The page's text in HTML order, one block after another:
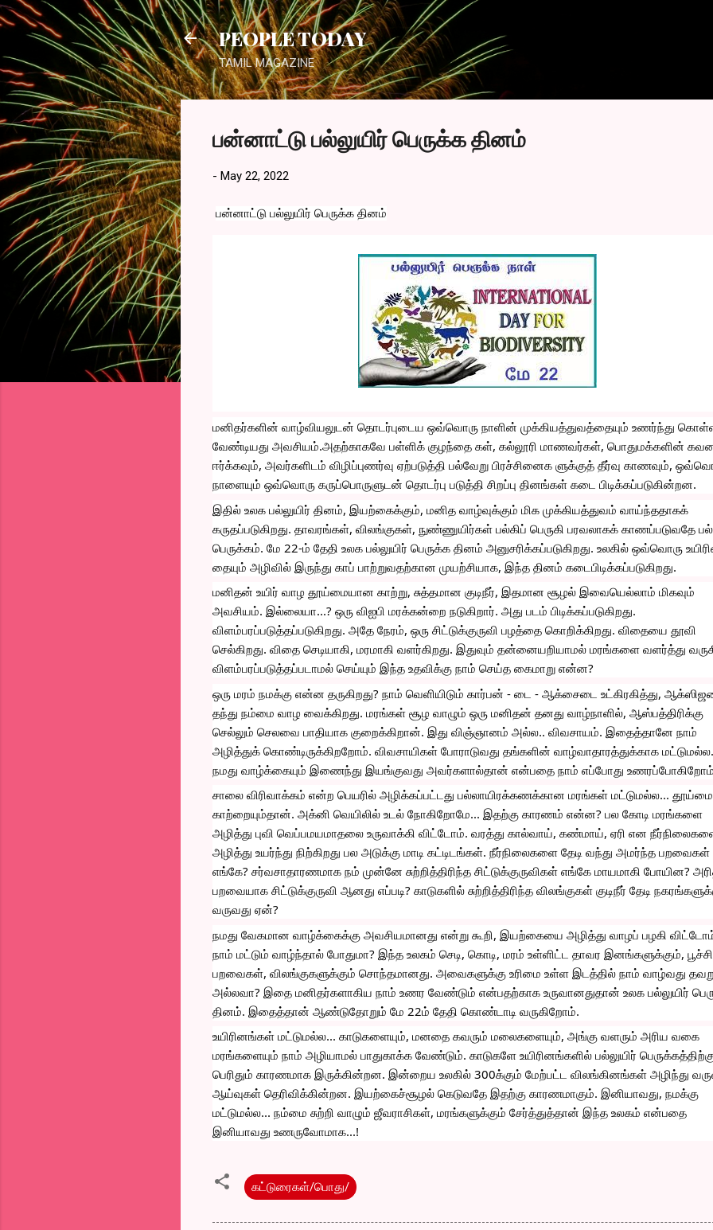
PEOPLE TODAY
TAMIL MAGAZINE
பன்னாட்டு பல்லுயிர் பெருக்க தினம்
- May 22, 2022
பன்னாட்டு பல்லுயிர் பெருக்க தினம்
மனிதர்களின் வாழ்வியலுடன் தொடர்புடைய ஒவ்வொரு நாளின் முக்கியத்துவத்தையும் உணர்ந்து
வேண்டியது அவசியம்.அதற்காகவே பள்ளிக் குழந்தை கள், கல்லூரி மாணவர்கள், பொதுமக்களின்
ஈர்க்கவும், அவர்களிடம் விழிப்புணர்வு ஏற்படுத்தி பல்வேறு பிரச்சினைக ளுக்குத் தீர்வு காணவும்,
நாளையும் ஒவ்வொரு கருப்பொருளுடன் தொடர்பு படுத்தி சிறப்பு தினங்கள் கடை பிடிக்கப்படுகின்றன.
இதில் உலக பல்லுயிர் தினம், இயற்கைக்கும், மனித வாழ்வுக்கும் மிக முக்கியத்துவம் வாய்ந்ததாகக்
கருதப்படுகிறது. தாவரங்கள், விலங்குகள், நுண்ணுயிர்கள் பல்கிப் பெருகி பரவலாகக் காணப்படுவதே
பெருக்கம். மே 22-ம் தேதி உலக பல்லுயிர் பெருக்க தினம் அனுசரிக்கப்படுகிறது. உலகில் ஒவ்வொரு
தையும் அழிவில் இருந்து காப் பாற்றுவதற்கான முயற்சியாக, இந்த தினம் கடைபிடிக்கப்படுகிறது.
மனிதன் உயிர் வாழ தூய்மையான காற்று, சுத்தமான குடிநீர், இதமான சூழல் இவையெல்லாம் மிகவும்
அவசியம். இல்லையா...? ஒரு விஐபி மரக்கன்றை நடுகிறார். அது படம் பிடிக்கப்படுகிறது.
விளம்பரப்படுத்தப்படுகிறது. அதே நேரம், ஒரு சிட்டுக்குருவி பழத்தை கொறிக்கிறது. விதையை தூவி
செல்கிறது. விதை செடியாகி, மரமாகி வளர்கிறது. இதுவும் தன்னையறியாமல் மரங்களை வளர்த்து
விளம்பரப்படுத்தப்படாமல் செய்யும் இந்த உதவிக்கு நாம் செய்த கைமாறு என்ன?
ஒரு மரம் நமக்கு என்ன தருகிறது? நாம் வெளியிடும் கார்பன் - டை - ஆக்சைடை உட்கிரகித்து,
தந்து நம்மை வாழ வைக்கிறது. மரங்கள் சூழ வாழும் ஒரு மனிதன் தனது வாழ்நாளில், ஆஸ்பத்திரிக்கு
செல்லும் செலவை பாதியாக குறைக்கிறான். இது விஞ்ஞானம் அல்ல.. விவசாயம். இதைத்தானே நாம்
அழித்துக் கொண்டிருக்கிறறோம். விவசாயிகள் போராடுவது தங்களின் வாழ்வாதாரத்துக்காக
நமது வாழ்க்கையும் இணைந்து இயங்குவது அவர்களால்தான் என்பதை நாம் எப்போது
சாலை விரிவாக்கம் என்ற பெயரில் அழிக்கப்பட்டது பல்லாயிரக்கணக்கான மரங்கள் மட்டுமல்ல...
காற்றையும்தான். அக்னி வெயிலில் உடல் நோகிறோமே... இதற்கு காரணம் என்ன? பல கோடி மரங்களை
அழித்து புவி வெப்பமயமாதலை உருவாக்கி விட்டோம். வரத்து கால்வாய், கண்மாய், ஏரி என
அழித்து உயர்ந்து நிற்கிறது பல அடுக்கு மாடி கட்டிடங்கள். நீர்நிலைகளை தேடி வந்து அமர்ந்த பறவைகள்
எங்கே? சர்வசாதாரணமாக நம் முன்னே சுற்றித்திரிந்த சிட்டுக்குருவிகள் எங்கே மாயமாகி போயின?
பறவையாக சிட்டுக்குருவி ஆனது எப்படி? காடுகளில் சுற்றித்திரிந்த விலங்குகள் குடிநீர் தேடி
வருவது ஏன்?
நமது வேகமான வாழ்க்கைக்கு அவசியமானது என்று கூறி, இயற்கையை அழித்து வாழப் பழகி
நாம் மட்டும் வாழ்ந்தால் போதுமா? இந்த உலகம் செடி, கொடி, மரம் உள்ளிட்ட தாவர இனங்களுக்கும்,
பறவைகள், விலங்குகளுக்கும் சொந்தமானது. அவைகளுக்கு உரிமை உள்ள இடத்தில் நாம் வாழ்வது
அல்லவா? இதை மனிதர்களாகிய நாம் உணர வேண்டும் என்பதற்காக உருவானதுதான் உலக பல்லுயிர்
தினம். இதைத்தான் ஆண்டுதோறும் மே 22ம் தேதி கொண்டாடி வருகிறோம்.
உயிரினங்கள் மட்டுமல்ல... காடுகளையும், மனதை கவரும் மலைகளையும், அங்கு வளரும் அரிய வகை
மரங்களையும் நாம் அழியாமல் பாதுகாக்க வேண்டும். காடுகளே உயிரினங்களில் பல்லுயிர்
பெரிதும் காரணமாக இருக்கின்றன. இன்றைய உலகில் 300க்கும் மேற்பட்ட விலங்கினங்கள் அழிந்து
ஆய்வுகள் தெரிவிக்கின்றன. இயற்கைச்சூழல் கெடுவதே இதற்கு காரணமாகும். இனியாவது, நமக்கு
மட்டுமல்ல... நம்மை சுற்றி வாழும் ஜீவராசிகள், மரங்களுக்கும் சேர்த்துத்தான் இந்த உலகம் என்பதை
இனியாவது உணருவோமாக...!
கட்டுரைகள்/பொது/